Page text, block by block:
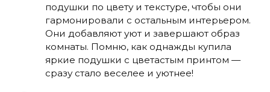
подушки по цвету и текстуре, чтобы они
гармонировали с остальным интерьером.
Они добавляют уют и завершают образ
комнаты. Помню, как однажды купила
яркие подушки с цветастым принтом —
сразу стало веселее и уютнее!